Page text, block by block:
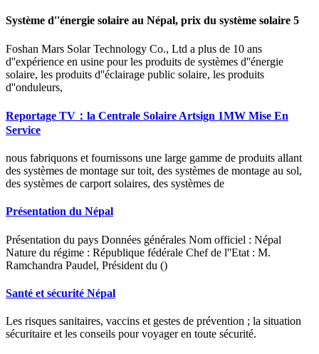
Système d''énergie solaire au Népal, prix du système solaire 5
Foshan Mars Solar Technology Co., Ltd a plus de 10 ans
d''expérience en usine pour les produits de systèmes d''énergie
solaire, les produits d''éclairage public solaire, les produits
d''onduleurs,
Reportage TV：la Centrale Solaire Artsign 1MW Mise En
Service
nous fabriquons et fournissons une large gamme de produits allant
des systèmes de montage sur toit, des systèmes de montage au sol,
des systèmes de carport solaires, des systèmes de
Présentation du Népal
Présentation du pays Données générales Nom officiel : Népal
Nature du régime : République fédérale Chef de l''Etat : M.
Ramchandra Paudel, Président du ()
Santé et sécurité Népal
Les risques sanitaires, vaccins et gestes de prévention ; la situation
sécuritaire et les conseils pour voyager en toute sécurité.